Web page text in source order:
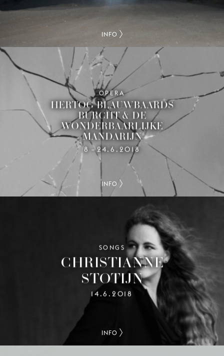
INFO
OPERA
HERTOG BLAUWBAARDS
BURCHT & DE
WONDERBAARLIJKE
MANDARIJN
8 – 24.6.2018
INFO
SONGS
CHRISTIANNE
STOTIJN
14.6.2018
INFO